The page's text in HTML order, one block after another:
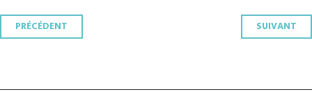
Navigation
PRÉCÉDENT SUIVANT